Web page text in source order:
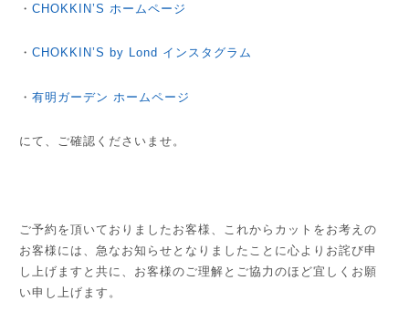
・CHOKKIN’S ホームページ
・CHOKKIN’S by Lond インスタグラム
・有明ガーデン ホームページ
にて、ご確認くださいませ。
ご予約を頂いておりましたお客様、これからカットをお考えの
お客様には、急なお知らせとなりましたことに心よりお詫び申
し上げますと共に、お客様のご理解とご協力のほど宜しくお願
い申し上げます。